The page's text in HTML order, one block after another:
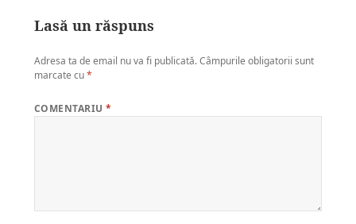
Lasă un răspuns
Adresa ta de email nu va fi publicată.Câmpurile obligatorii sunt
marcate cu*
COMENTARIU*